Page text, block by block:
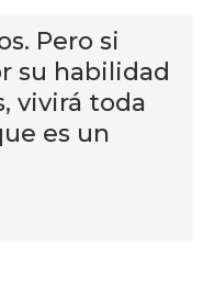
Pero si
su habilidad
vivirá toda
es un